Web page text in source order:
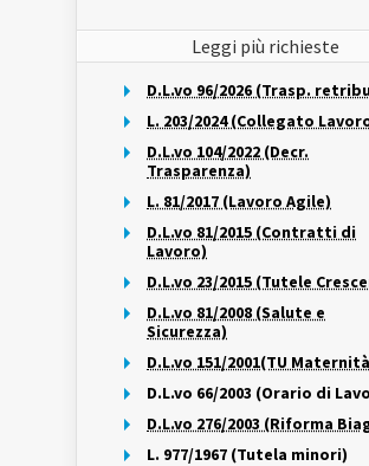
Leggi più richieste
D.L.vo 96/2026 (Trasp.
L. 203/2024 (Collegato
D.L.vo 104/2022 (Decr.
Trasparenza)
L. 81/2017 (Lavoro Agile)
D.L.vo 81/2015 (Contratti di
Lavoro)
D.L.vo 23/2015 (Tutele
D.L.vo 81/2008 (Salute e
Sicurezza)
D.L.vo 151/2001(TU
D.L.vo 66/2003 (Orario di
D.L.vo 276/2003 (Riforma
L. 977/1967 (Tutela minori)